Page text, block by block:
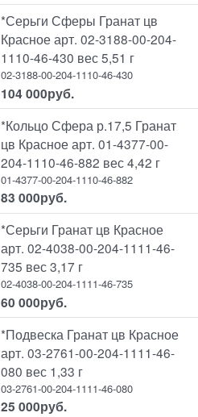
*Серьги Сферы Гранат цв
Красное арт. 02-3188-00-204-
1110-46-430 вес 5,51 г
02-3188-00-204-1110-46-430
104 000руб.
*Кольцо Сфера р.17,5 Гранат
цв Красное арт. 01-4377-00-
204-1110-46-882 вес 4,42 г
01-4377-00-204-1110-46-882
83 000руб.
*Серьги Гранат цв Красное
арт. 02-4038-00-204-1111-46-
735 вес 3,17 г
02-4038-00-204-1111-46-735
60 000руб.
*Подвеска Гранат цв Красное
арт. 03-2761-00-204-1111-46-
080 вес 1,33 г
03-2761-00-204-1111-46-080
25 000руб.